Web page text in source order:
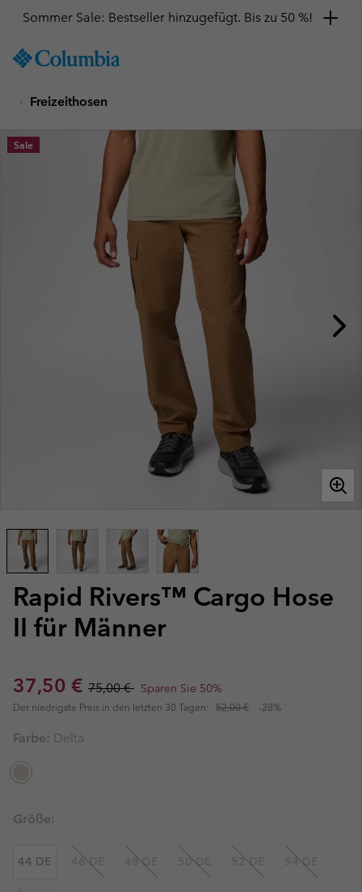
TO
SKIP
MAIN
NAV
Sommer Sale: Bestseller hinzugefügt. Bis zu 50 %!
Freizeithosen
Rapid Rivers™ Cargo Hose
II für Männer
Sale price:
37,50 € Regular price:
75,00 € Sparen Sie 50%
Der niedrigste Preis in den letzten 30 Tagen: 52,00 € -28%
Sale
Farbe: Delta
Größe:
44 DE 46 DE 48 DE 50 DE 52 DE 54 DE